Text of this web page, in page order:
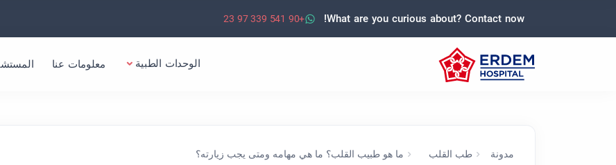
What are you curious about? Contact now!
+90 541 339 97 23
الوحدات الطبية معلومات عنا
مدونة طب القلب ما هو طبيب القلب؟ ما هي مهامه ومتى يجب زيارته؟